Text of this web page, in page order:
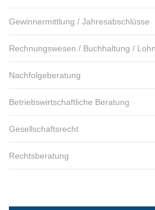
Gewinnermittlung / Jahresabschlüsse
Rechnungswesen / Buchhaltung /
Nachfolgeberatung
Betriebswirtschaftliche Beratung
Gesellschaftsrecht
Rechtsberatung